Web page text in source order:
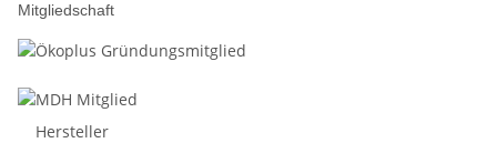
Mitgliedschaft
Hersteller